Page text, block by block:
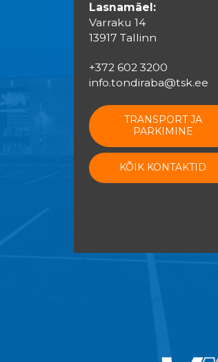
Lasnamäel:
Varraku 14
13917 Tallinn
+372 602 3200
info.tondiraba@tsk.ee
TRANSPORT JA
PARKIMINE
KÕIK KONTAKTID